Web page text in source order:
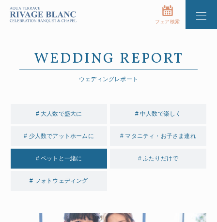
フェア検索
WEDDING REPORT
ウェディングレポート
# 大人数で盛大に # 中人数で楽しく
# 少人数でアットホームに # マタニティ・お子さま連れ
# ペットと一緒に # ふたりだけで
# フォトウェディング